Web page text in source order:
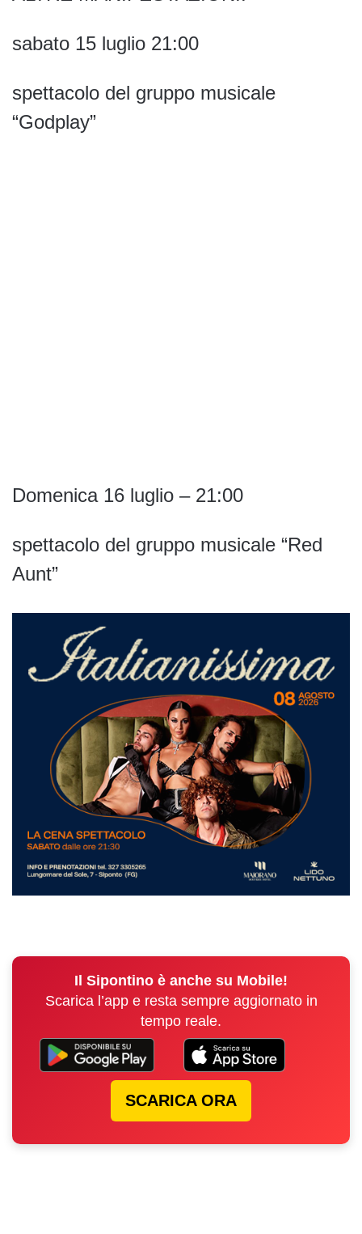
sabato 15 luglio 21:00
spettacolo del gruppo musicale
“Godplay”
Domenica 16 luglio – 21:00
spettacolo del gruppo musicale “Red
Aunt”
Il Sipontino è anche su Mobile!
Scarica l’app e resta sempre aggiornato in
tempo reale.
SCARICA ORA